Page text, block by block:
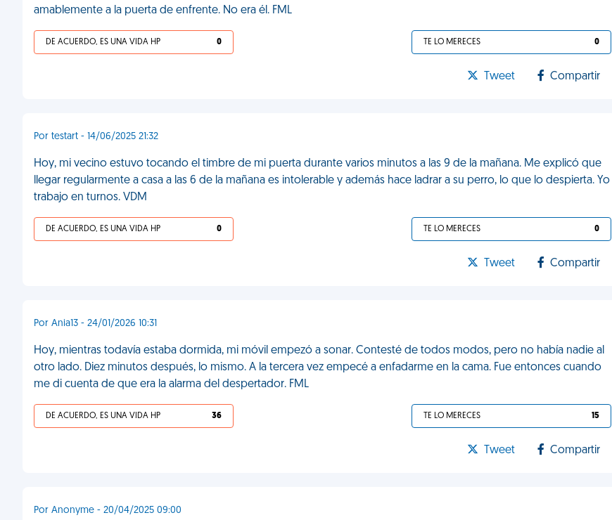
amablemente a la puerta de enfrente. No era él. FML
DE ACUERDO, ES UNA VIDA HP 0 TE LO MERECES 0
Tweet Compartir
Por testart - 14/06/2025 21:32
Hoy, mi vecino estuvo tocando el timbre de mi puerta durante varios minutos a las 9 de la mañana. Me explicó que
llegar regularmente a casa a las 6 de la mañana es intolerable y además hace ladrar a su perro, lo que lo despierta. Yo
trabajo en turnos. VDM
DE ACUERDO, ES UNA VIDA HP 0 TE LO MERECES 0
Tweet Compartir
Por Ania13 - 24/01/2026 10:31
Hoy, mientras todavía estaba dormida, mi móvil empezó a sonar. Contesté de todos modos, pero no había nadie al
otro lado. Diez minutos después, lo mismo. A la tercera vez empecé a enfadarme en la cama. Fue entonces cuando
me di cuenta de que era la alarma del despertador. FML
DE ACUERDO, ES UNA VIDA HP 36 TE LO MERECES 15
Tweet Compartir
Por Anonyme - 20/04/2025 09:00